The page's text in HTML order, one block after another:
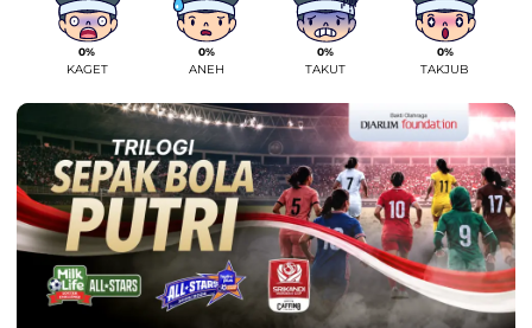
0%
KAGET
0%
ANEH
0%
TAKUT
0%
TAKJUB